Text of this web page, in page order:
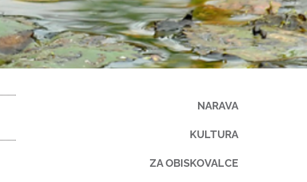
NARAVA
KULTURA
ZA OBISKOVALCE